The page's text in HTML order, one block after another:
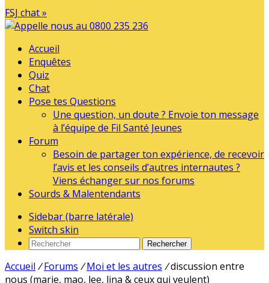
FSJ chat »
Accueil
Enquêtes
Quiz
Chat
Pose tes Questions
Une question, un doute ? Envoie ton message
à l’équipe de Fil Santé Jeunes
Forum
Besoin de partager ton expérience, de recevoir
l’avis et les conseils d’autres internautes ?
Viens échanger sur nos forums
Sourds & Malentendants
Sidebar (barre latérale)
Switch skin
Rechercher
Accueil / Forums / Moi et les autres /discussion entre
nous (marie, mao, lee, lina & ceux qui veulent)